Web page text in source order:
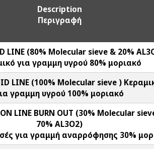
Description
Περιγραφή
LINE (80% Molecular sieve & 20%
για γραμμη υγρού 80% μοριακό
LINE (100% Molecular sieve )
γραμμη υγρού 100% μοριακό
LINE BURN OUT (30% Molecular
70% AL3O2)
για γραμμή αναρρόφησης 30%